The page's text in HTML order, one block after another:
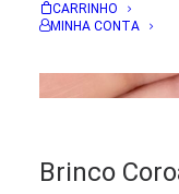
CARRINHO
MINHA CONTA
Brinco